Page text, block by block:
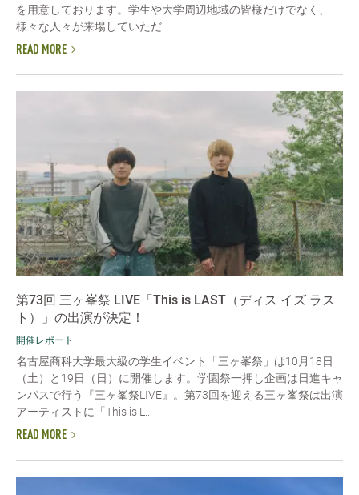
を用意しております。学生や大学周辺地域の皆様だけでなく、
様々な人々が来場していただ...
READ MORE
第73回 三ヶ峯祭 LIVE「This is LAST（ディス イズ ラス
ト）」の出演が決定！
開催レポート
名古屋商科大学最大級の学生イベント「三ヶ峯祭」は10月18日
（土）と19日（日）に開催します。学園祭一押し企画は日進キャ
ンパスで行う『三ヶ峯祭LIVE』。第73回を迎える三ヶ峯祭は出演
アーティストに「This is L...
READ MORE